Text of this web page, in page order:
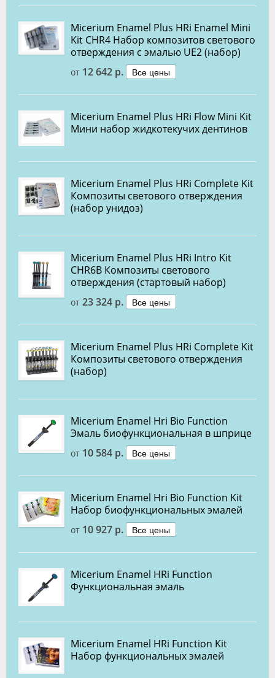
Micerium Enamel Plus HRi Enamel Mini
Kit CHR4 Набор композитов светового
отверждения с эмалью UE2 (набор)
от 12 642 р. Все цены
Micerium Enamel Plus HRi Flow Mini Kit
Мини набор жидкотекучих дентинов
Micerium Enamel Plus HRi Complete Kit
Композиты светового отверждения
(набор унидоз)
Miсerium Enamel Plus HRi Intro Kit
CHR6B Композиты светового
отверждения (стартовый набор)
от 23 324 р. Все цены
Micerium Enamel Plus HRi Complete Kit
Композиты светового отверждения
(набор)
Micerium Enamel Hri Bio Function
Эмаль биофункциональная в шприце
от 10 584 р. Все цены
Micerium Enamel Hri Bio Function Kit
Набор биофункциональных эмалей
от 10 927 р. Все цены
Micerium Enamel HRi Function
Функциональная эмаль
Micerium Enamel HRi Function Kit
Набор функциональных эмалей